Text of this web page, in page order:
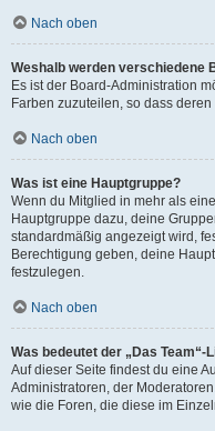
Nach oben
Weshalb werden verschiedene
Es ist der Board-Administration
Farben zuzuteilen, so dass
Nach oben
Was ist eine Hauptgruppe?
Wenn du Mitglied in mehr als
Hauptgruppe dazu, deine
standardmäßig angezeigt wird,
Berechtigung geben, deine
festzulegen.
Nach oben
Was bedeutet der „Das
Auf dieser Seite findest du eine
Administratoren, der
wie die Foren, die diese im